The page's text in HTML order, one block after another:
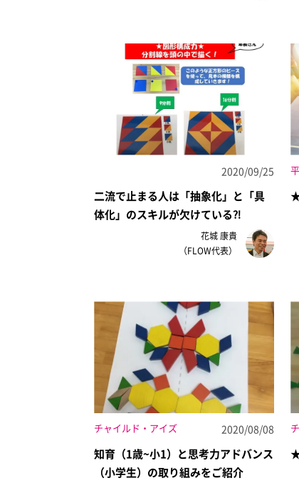
2020/09/25
二流で止まる人は「抽象化」と「具
体化」のスキルが欠けている⁈
花城 康貴
（FLOW代表）
チャイルド・アイズ 2020/08/08
知育（1歳~小1）と思考力アドバンス
（小学生）の取り組みをご紹介